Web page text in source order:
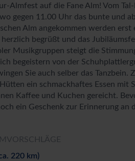
Almfest auf die Fane Alm! Vom
gegen 11.00 Uhr das bunte und
Alm angekommen werden erst
begrüßt und das
Musikgruppen steigt die
begeistern von der
Sie auch selber das
ein schmackhaftes Essen mit
Kaffee und Kuchen gereicht.
ein Geschenk zur Erinnerung an
220 km)